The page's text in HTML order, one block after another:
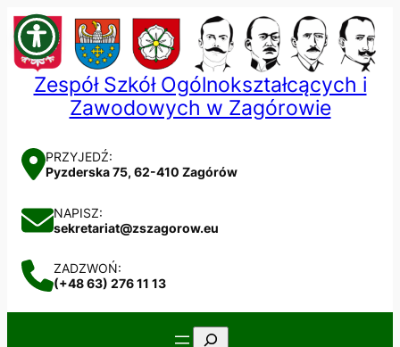
Przejdź
do
treści
Zespół Szkół Ogólnokształcących i
Zawodowych w Zagórowie
PRZYJEDŹ:
Pyzderska 75, 62-410 Zagórów
NAPISZ:
sekretariat@zszagorow.eu
ZADZWOŃ:
(+48 63) 276 11 13
Szukaj